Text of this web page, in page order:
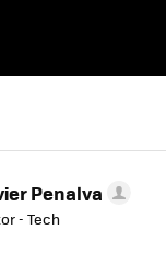
Penalva
- Tech